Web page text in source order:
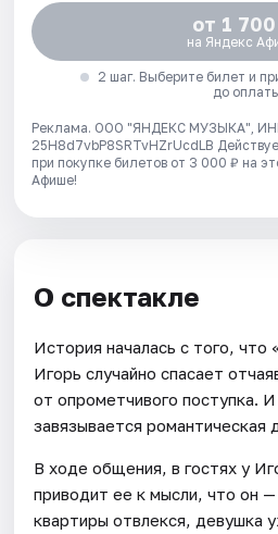
от 1
на Яндекс
2 шаг. Выберите билет и
до
Реклама. ООО "ЯНДЕКС МУЗЫКА",
25H8d7vbP8SRTvHZrUcdLB
при покупке билетов от 3 000 ₽ на
Афише!
О спектакле
История началась с того, что
Игорь случайно спасает
от опрометчивого поступка.
завязывается романтическая
В ходе общения, в гостях у
приводит ее к мысли, что он
квартиры отвлекся, девушка